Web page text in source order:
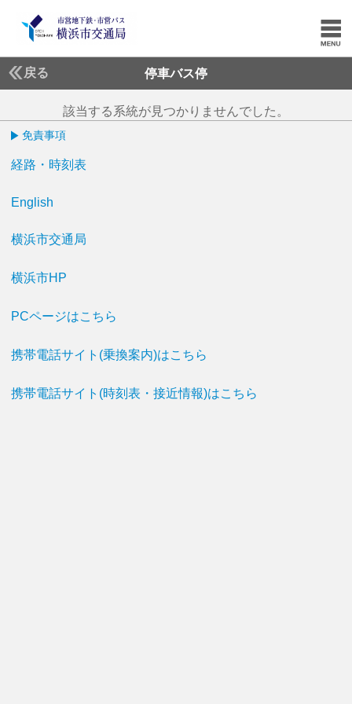
戻る 停車バス停
該当する系統が見つかりませんでした。
免責事項
経路・時刻表
English
横浜市交通局
横浜市HP
PCページはこちら
携帯電話サイト(乗換案内)はこちら
携帯電話サイト(時刻表・接近情報)はこちら